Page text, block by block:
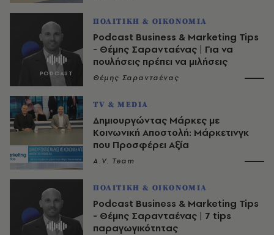
ΠΟΛΙΤΙΚΗ & ΟΙΚΟΝΟΜΙΑ
Podcast Business & Marketing Tips
- Θέμης Σαρανταένας | Για να
πουλήσεις πρέπει να μιλήσεις
Θέμης Σαρανταένας
TV & MEDIA
Δημιουργώντας Μάρκες με
Κοινωνική Αποστολή: Μάρκετινγκ
που Προσφέρει Αξία
A.V. Team
ΠΟΛΙΤΙΚΗ & ΟΙΚΟΝΟΜΙΑ
Podcast Business & Marketing Tips
- Θέμης Σαρανταένας | 7 tips
παραγωγικότητας